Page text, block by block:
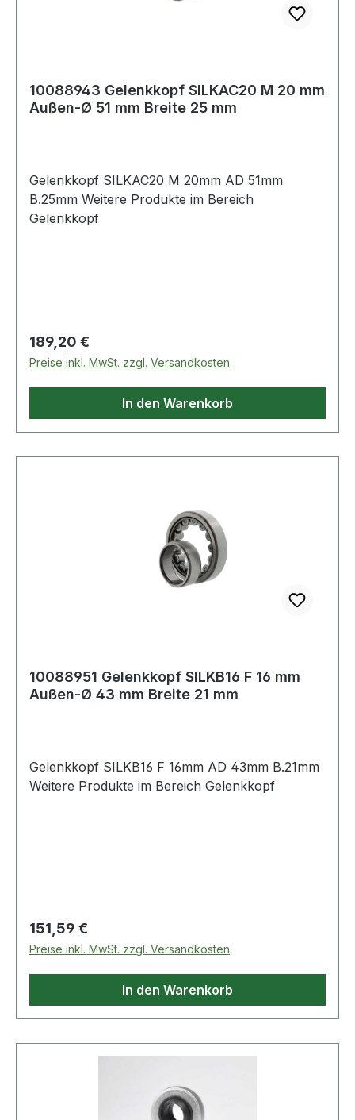
10088943 Gelenkkopf SILKAC20 M 20 mm
Außen-Ø 51 mm Breite 25 mm
Gelenkkopf SILKAC20 M 20mm AD 51mm
B.25mm Weitere Produkte im Bereich
Gelenkkopf
Regulärer Preis:
189,20 €
Preise inkl. MwSt. zzgl. Versandkosten
In den Warenkorb
10088951 Gelenkkopf SILKB16 F 16 mm
Außen-Ø 43 mm Breite 21 mm
Gelenkkopf SILKB16 F 16mm AD 43mm B.21mm
Weitere Produkte im Bereich Gelenkkopf
Regulärer Preis:
151,59 €
Preise inkl. MwSt. zzgl. Versandkosten
In den Warenkorb